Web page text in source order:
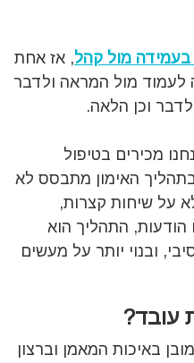
מול קהל, אז אחת
לעמוד מול המראה ולדבר
וכן הלאה.
מכירים בטיפול
האימון מתבסס לא
על שיחות קצרות,
הודעות, התהליך הוא
ובנוי יותר על מעשים
עובד?
באיכות המאמן וברצון